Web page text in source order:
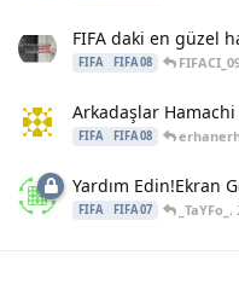
FIFA daki en güzel
FIFA FIFA 08
Arkadaşlar
FIFA FIFA 08
Yardım Edin!Ekran
FIFA FIFA 07 _TaYFo_ ,